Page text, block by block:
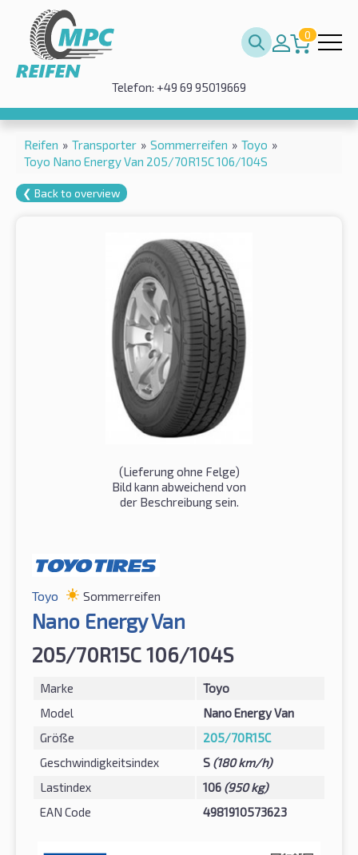
0
Telefon: +49 69 95019669
Reifen » Transporter » Sommerreifen » Toyo »
Toyo Nano Energy Van 205/70R15C 106/104S
❮ Back to overview
(Lieferung ohne Felge)
Bild kann abweichend von
der Beschreibung sein.
Toyo Sommerreifen
Nano Energy Van
205/70R15C 106/104S
Marke
Toyo
Model
Nano Energy Van
Größe
205/70R15C
Geschwindigkeitsindex
S (180 km/h)
Lastindex
106 (950 kg)
EAN Code
4981910573623